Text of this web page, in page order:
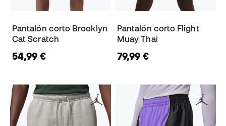
Pantalón corto Brooklyn
Cat Scratch
54,99 €
Pantalón corto Flight
Muay Thai
79,99 €